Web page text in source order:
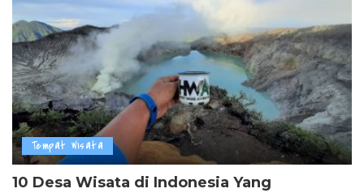
Tempat Wisata
10 Desa Wisata di Indonesia Yang